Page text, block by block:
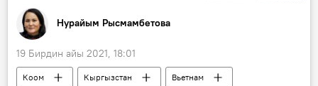
Нурайым Рысмамбетова
19 Бирдин айы 2021, 18:01
Коом Кыргызстан
Вьетнам